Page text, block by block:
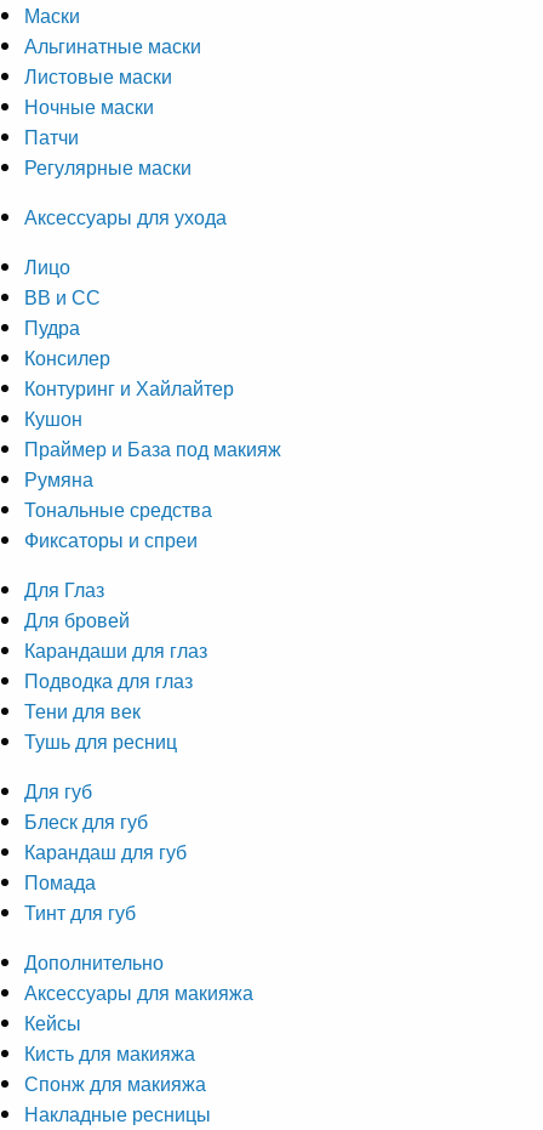
Маски
Альгинатные маски
Листовые маски
Ночные маски
Патчи
Регулярные маски
Аксессуары для ухода
Лицо
ВВ и СС
Пудра
Консилер
Контуринг и Хайлайтер
Кушон
Праймер и База под макияж
Румяна
Тональные средства
Фиксаторы и спреи
Для Глаз
Для бровей
Карандаши для глаз
Подводка для глаз
Тени для век
Тушь для ресниц
Для губ
Блеск для губ
Карандаш для губ
Помада
Тинт для губ
Дополнительно
Аксессуары для макияжа
Кейсы
Кисть для макияжа
Спонж для макияжа
Накладные ресницы